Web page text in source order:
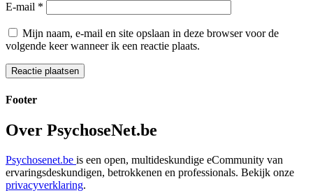
E-mail *
Mijn naam, e-mail en site opslaan in deze browser voor de
volgende keer wanneer ik een reactie plaats.
Footer
Over PsychoseNet.be
Psychosenet.be is een open, multideskundige eCommunity van
ervaringsdeskundigen, betrokkenen en professionals. Bekijk onze
privacyverklaring.